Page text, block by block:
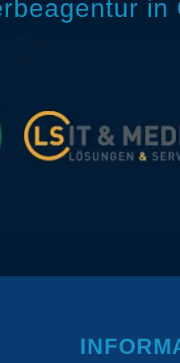
in